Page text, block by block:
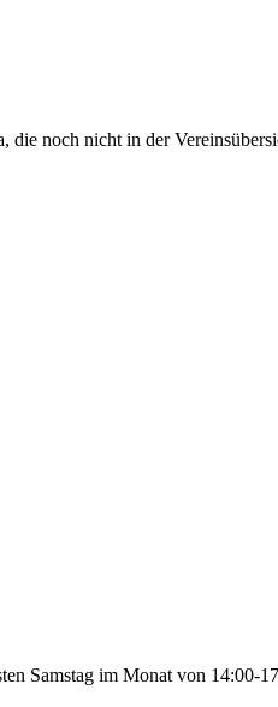
noch nicht in der
Samstag im Monat von 14:00-